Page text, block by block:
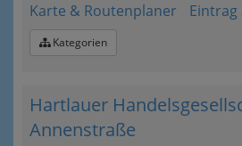
Karte & Routenplaner
Kategorien
Hartlauer
Annenstraße